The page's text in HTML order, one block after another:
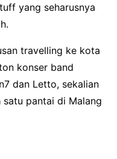
yang seharusnya
travelling ke kota
konser band
dan Letto, sekalian
pantai di Malang